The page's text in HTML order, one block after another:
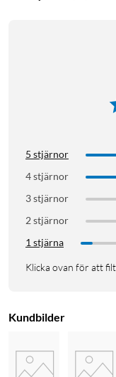
5 stjärnor
4 stjärnor
3 stjärnor
2 stjärnor
1 stjärna
Klicka ovan för att
Kundbilder